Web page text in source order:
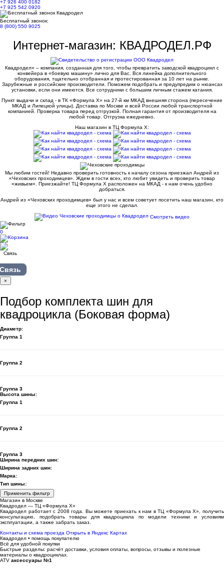
+7 926 400 0182
+7 925 542 0920
Бесплатный звонок:
8 (800) 550 9025
Интернет-магазин: КВАДРОДЕЛ.РФ
Квадродел» – компания, созданная для того, чтобы превратить заводской квадроцикл с
конвейера в «боевую машину» лично для Вас. Вся линейка дополнительного
оборудования, тщательно отобранная и протестированная за 10 лет на рынке.
Зарубежные и российские производители. Поможем подобрать и предупредим о нюансах
установки, если они имеются. Все сотрудники с большим личным стажем катания.
Пункт выдачи и склад - в ТК «Формула X» на 27-й км МКАД внешняя сторона (пересечение
МКАД и Липецкой улицы). Доставка по Москве и всей России любой транспортной
компанией. Проверка товара перед отгрузкой. Полная гарантия от производителя на
любой товар. Отгрузка ежедневно.
Наш магазин в ТЦ Формула Х:
Мы любим гостей! Недавно проверить готовность к началу сезона приезжал Андрей из
«Чеховских проходимцев». Ждем в гости всех, кто любит увидеть и проверить товар
«живьем». Приезжайте! ТЦ Формула Х расположен на МКАД - к нам очень удобно
добраться.
Андрей из «Чеховских проходимцев» был у нас и всем советует посетить наш магазин, кто
еще этого не сделал.
Смотреть видео
0
×
Подбор комплекта шин для
квадроцикла (Боковая форма)
Диаметр:
Группа 1
Группа 2
Группа 3
Высота шины:
Группа 1
Группа 2
Группа 3
Ширина передних шин:
Ширина задних шин:
Марка:
Тип шины:
Применить фильтр
Магазин в Москве
Квадродел — ТЦ «Формула Х»
Квадродел работает с 2008 года. Вы можете приехать к нам в ТЦ «Формула Х», получить
консультацию, подобрать товары для квадроцикла по модели техники и условиям
эксплуатации, а также забрать заказ.
Контакты и схема проезда Открыть в Яндекс Картах
Квадродел • помощь покупателю
Всё для удобной покупки
Быстрые разделы: расчёт доставки, условия оплаты, вопросы, отзывы и полезные
материалы о квадроциклах.
ATV аксессуары №1